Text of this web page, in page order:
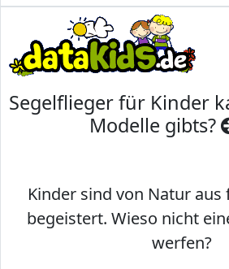
Segelflieger für Kinder
Modelle gibts?
Kinder sind von Natur aus
begeistert. Wieso nicht
werfen?